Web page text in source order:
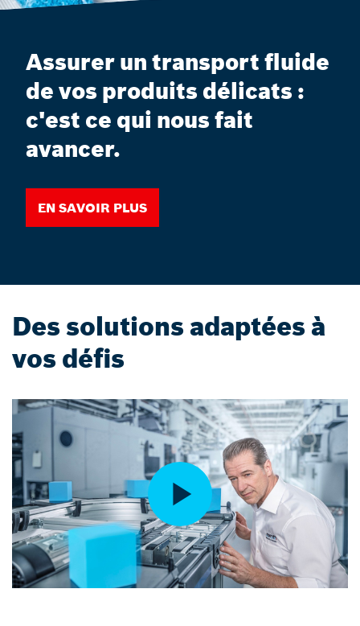
Assurer un transport fluide
de vos produits délicats :
c'est ce qui nous fait
avancer.
En savoir plus
Des solutions adaptées à
vos défis